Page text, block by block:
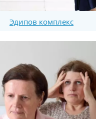
Эдипов комплекс